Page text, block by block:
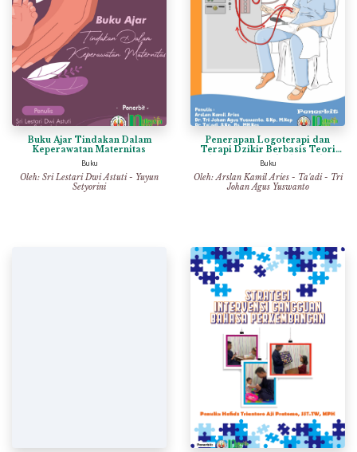
Buku Ajar Tindakan Dalam
Keperawatan Maternitas
Buku
Oleh: Sri Lestari Dwi Astuti - Yuyun
Setyorini
Penerapan Logoterapi dan
Terapi Dzikir Berbasis Teori
Adaptasi Roy terhadap Tahap
Berduka Pada Klien Gagal Ginjal
Kronis Tahap Akhir
Buku
Oleh:Arslan Kamil Aries- Ta'adi- Tri
Johan Agus Yuswanto